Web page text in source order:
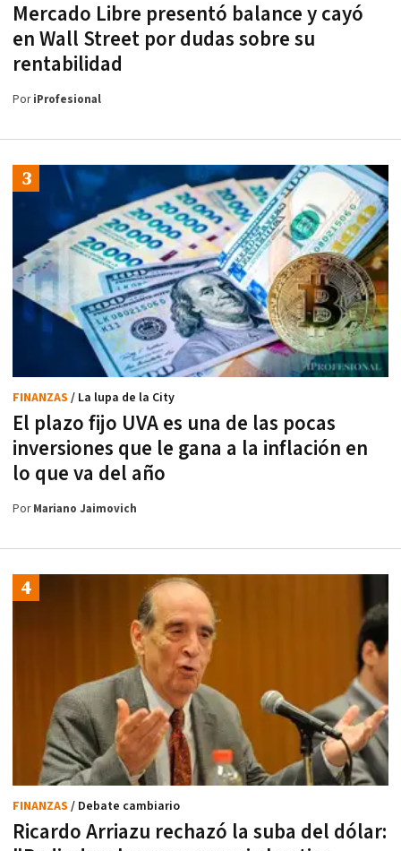
Mercado Libre presentó balance y cayó
en Wall Street por dudas sobre su
rentabilidad
PoriProfesional
El plazo fijo UVA es una de las pocas
inversiones que le gana a la inflación en
lo que va del año
FINANZAS / La lupa de la City
PorMariano Jaimovich
Ricardo Arriazu rechazó la suba del dólar:
FINANZAS / Debate cambiario